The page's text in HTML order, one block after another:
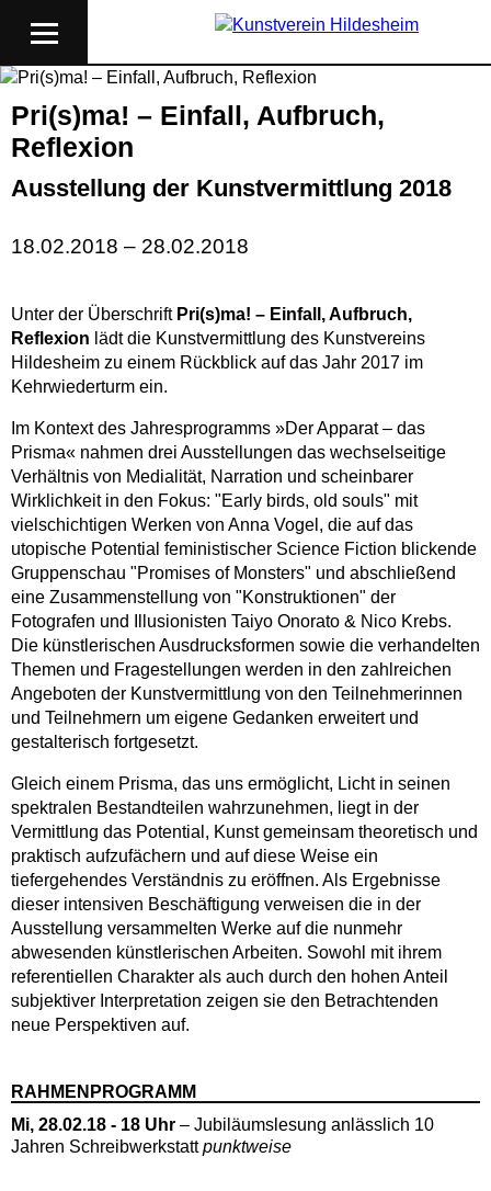
Pri(s)ma! – Einfall, Aufbruch,
Reflexion
Ausstellung der Kunstvermittlung 2018
18.02.2018 – 28.02.2018
Unter der Überschrift Pri(s)ma! – Einfall, Aufbruch,
Reflexion lädt die Kunstvermittlung des Kunstvereins
Hildesheim zu einem Rückblick auf das Jahr 2017 im
Kehrwiederturm ein.
Im Kontext des Jahresprogramms »Der Apparat – das
Prisma« nahmen drei Ausstellungen das wechselseitige
Verhältnis von Medialität, Narration und scheinbarer
Wirklichkeit in den Fokus: "Early birds, old souls" mit
vielschichtigen Werken von Anna Vogel, die auf das
utopische Potential feministischer Science Fiction blickende
Gruppenschau "Promises of Monsters" und abschließend
eine Zusammenstellung von "Konstruktionen" der
Fotografen und Illusionisten Taiyo Onorato & Nico Krebs.
Die künstlerischen Ausdrucksformen sowie die verhandelten
Themen und Fragestellungen werden in den zahlreichen
Angeboten der Kunstvermittlung von den Teilnehmerinnen
und Teilnehmern um eigene Gedanken erweitert und
gestalterisch fortgesetzt.
Gleich einem Prisma, das uns ermöglicht, Licht in seinen
spektralen Bestandteilen wahrzunehmen, liegt in der
Vermittlung das Potential, Kunst gemeinsam theoretisch und
praktisch aufzufächern und auf diese Weise ein
tiefergehendes Verständnis zu eröffnen. Als Ergebnisse
dieser intensiven Beschäftigung verweisen die in der
Ausstellung versammelten Werke auf die nunmehr
abwesenden künstlerischen Arbeiten. Sowohl mit ihrem
referentiellen Charakter als auch durch den hohen Anteil
subjektiver Interpretation zeigen sie den Betrachtenden
neue Perspektiven auf.
RAHMENPROGRAMM
Mi, 28.02.18 - 18 Uhr – Jubiläumslesung anlässlich 10
Jahren Schreibwerkstattpunktweise